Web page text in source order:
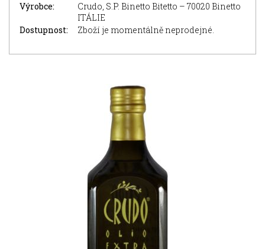
Výrobce:
Crudo, S.P. Binetto Bitetto – 70020 Binetto
ITÁLIE
Dostupnost:
Zboží je momentálně neprodejné.